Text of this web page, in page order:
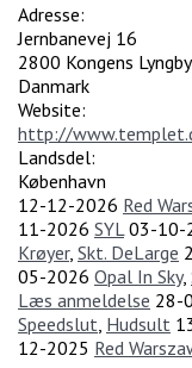
Adresse:
Jernbanevej 16
2800 Kongens Lyngby
Danmark
Website:
http://
Landsdel:
København
12-12-2026 Red
11-2026 SYL 03-10-
Krøyer, Skt. DeLarge
05-2026 Opal In Sky,
Læs anmeldelse 28-
Speedslut Hudsult
12-2025 Red